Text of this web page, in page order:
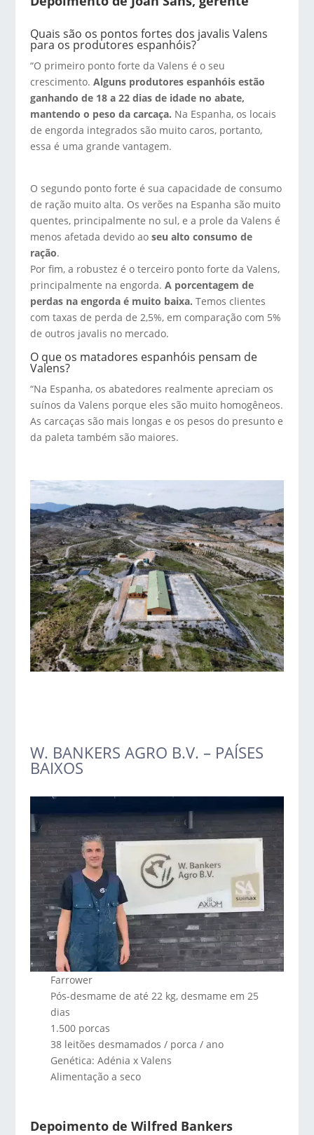
Quais são os pontos fortes dos javalis Valens
para os produtores espanhóis?
“O primeiro ponto forte da Valens é o seu
crescimento. Alguns produtores espanhóis estão
ganhando de 18 a 22 dias de idade no abate,
mantendo o peso da carcaça. Na Espanha, os locais
de engorda integrados são muito caros, portanto,
essa é uma grande vantagem.
O segundo ponto forte é sua capacidade de consumo
de ração muito alta. Os verões na Espanha são muito
quentes, principalmente no sul, e a prole da Valens é
menos afetada devido ao seu alto consumo de
ração.
Por fim, a robustez é o terceiro ponto forte da Valens,
principalmente na engorda. A porcentagem de
perdas na engorda é muito baixa. Temos clientes
com taxas de perda de 2,5%, em comparação com 5%
de outros javalis no mercado.
O que os matadores espanhóis pensam de
Valens?
“Na Espanha, os abatedores realmente apreciam os
suínos da Valens porque eles são muito homogêneos.
As carcaças são mais longas e os pesos do presunto e
da paleta também são maiores.
W. BANKERS AGRO B.V. – PAÍSES
BAIXOS
Farrower
Pós-desmame de até 22 kg, desmame em 25
dias
1.500 porcas
38 leitões desmamados / porca / ano
Genética: Adénia x Valens
Alimentação a seco
Depoimento de Wilfred Bankers